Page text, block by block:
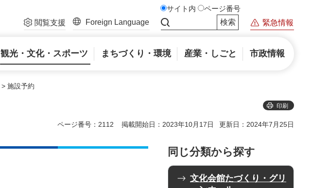
閲覧支援 Foreign Language
サイト内 ページ番号
緊急情報
観光・文化・スポーツ まちづくり・環境 産業・しごと 市政情報
> 施設予約
印刷
ページ番号：2112 掲載開始日：2023年10月17日 更新日：2024年7月25日
同じ分類から探す
文化会館たづくり・グリ